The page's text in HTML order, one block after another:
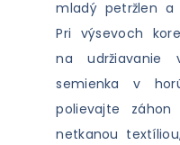
mladý petržlen
Pri výsevoch
na
semienka v
polievajte
netkanou